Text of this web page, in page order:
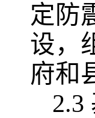
定防
设，
府和
2.3